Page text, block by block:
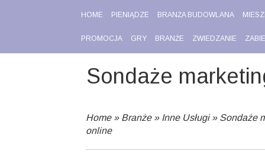
HOME PIENIĄDZE BRANŻA BUDOWLANA
PROMOCJA GRY BRANŻE ZWIEDZANIE
Sondaże
Home» Branże» Inne Usługi» Sondaże
online